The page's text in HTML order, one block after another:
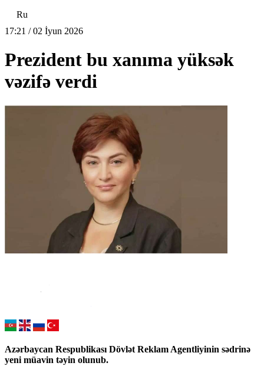
Ru
17:21 / 02 İyun 2026
Prezident bu xanıma yüksək
vəzifə verdi
Azərbaycan Respublikası Dövlət Reklam Agentliyinin sədrinə
yeni müavin təyin olunub.